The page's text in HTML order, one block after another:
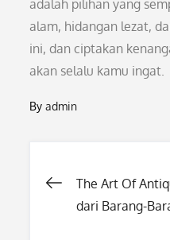
adalah pilihan yang
alam, hidangan lezat,
ini, dan ciptakan
akan selalu kamu ingat.
Byadmin
Post
The Art Of
dari Barang-